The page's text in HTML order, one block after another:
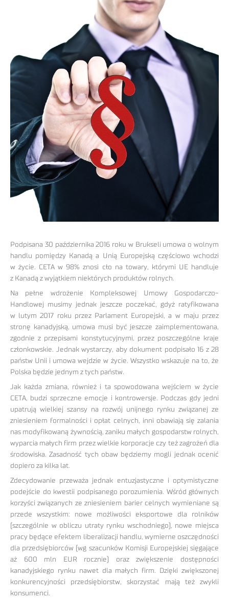
Podpisana 30 października 2016 roku w Brukseli umowa o wolnym
handlu pomiędzy Kanadą a Unią Europejską częściowo wchodzi
w życie. CETA w 98% znosi cło na towary, którymi UE handluje
z Kanadą z wyjątkiem niektórych produktów rolnych.
Na pełne wdrożenie Kompleksowej Umowy Gospodarczo-
Handlowej musimy jednak jeszcze poczekać, gdyż ratyfikowana
w lutym 2017 roku przez Parlament Europejski, a w maju przez
stronę kanadyjską, umowa musi być jeszcze zaimplementowana,
zgodnie z przepisami konstytucyjnymi, przez poszczególne kraje
członkowskie. Jednak wystarczy, aby dokument podpisało 16 z 28
państw Unii i umowa wejdzie w życie. Wszystko wskazuje na to, że
Polska będzie jednym z tych państw.
Jak każda zmiana, również i ta spowodowana wejściem w życie
CETA, budzi sprzeczne emocje i kontrowersje. Podczas gdy jedni
upatrują wielkiej szansy na rozwój unijnego rynku związanej ze
zniesieniem formalności i opłat celnych, inni obawiają się zalania
nas modyfikowaną żywnością, zaniku małych gospodarstw rolnych,
wyparcia małych firm przez wielkie korporacje czy też zagrożeń dla
środowiska. Zasadność tych obaw będziemy mogli jednak ocenić
dopiero za kilka lat.
Zdecydowanie przeważa jednak entuzjastyczne i optymistyczne
podejście do kwestii podpisanego porozumienia. Wśród głównych
korzyści związanych ze zniesieniem barier celnych wymieniane są
przede wszystkim: nowe możliwości eksportowe dla rolników
(szczególnie w obliczu utraty rynku wschodniego), nowe miejsca
pracy będące efektem liberalizacji handlu, wymierne oszczędności
dla przedsiębiorców (wg szacunków Komisji Europejskiej sięgające
aż 600 mln EUR rocznie) oraz zwiększenie dostępności
kanadyjskiego rynku nawet dla małych firm. Dzięki zwiększonej
konkurencyjności przedsiębiorstw, skorzystać mają też zwykli
konsumenci.